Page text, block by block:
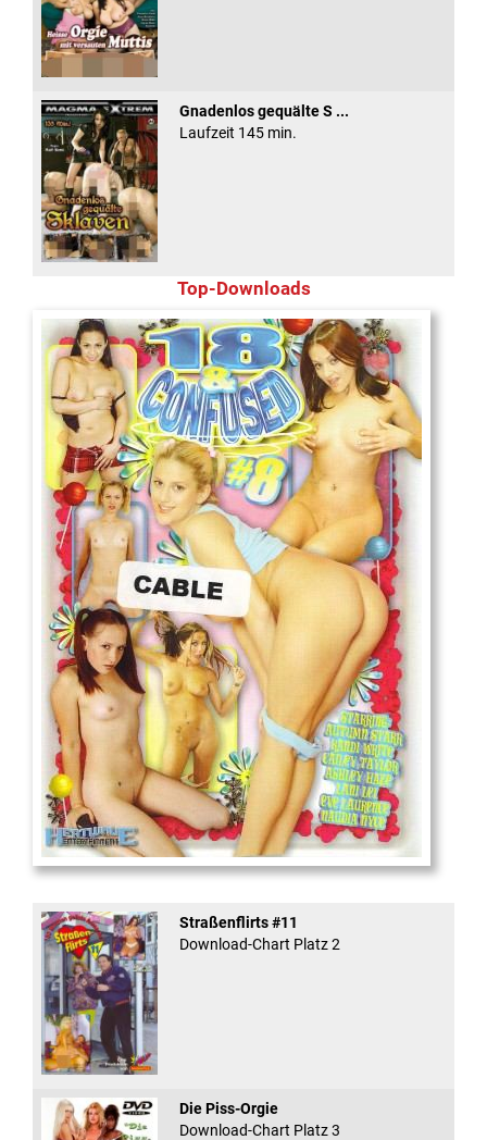
Gnadenlos gequälte S ...
Laufzeit 145 min.
Top-Downloads
And Confused #8 - ...
Straßenflirts #11
Download-Chart Platz 2
Die Piss-Orgie
Download-Chart Platz 3